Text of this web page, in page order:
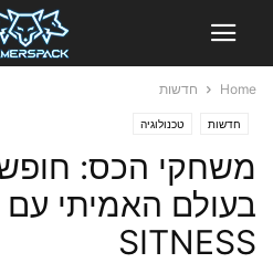
Home חדשות
חדשות טכנולוגיה
משחקי הכס:
בעולם האמיתי
SITNESS